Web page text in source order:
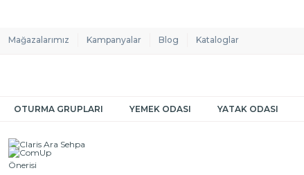
Mağazalarımız Kampanyalar Blog Kataloglar
OTURMA GRUPLARI YEMEK ODASI YATAK ODASI